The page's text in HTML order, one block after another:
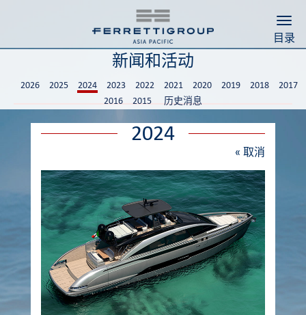
目录
新闻和活动
2026 2025 2024 2023 2022 2021 2020 2019 2018
2017
2016
2015 历史消息
2024
« 取消